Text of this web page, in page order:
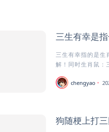
三生有幸是
三生有幸指的是生
解！同时生肖鼠：
chengyao
狗随梗上打